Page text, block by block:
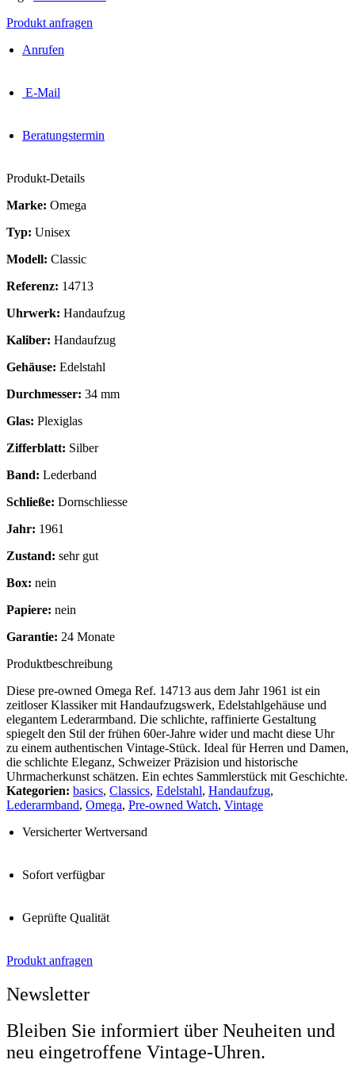
Produkt anfragen
Anrufen
E-Mail
Beratungstermin
Produkt-Details
Marke: Omega
Typ: Unisex
Modell: Classic
Referenz: 14713
Uhrwerk: Handaufzug
Kaliber: Handaufzug
Gehäuse: Edelstahl
Durchmesser: 34 mm
Glas: Plexiglas
Zifferblatt: Silber
Band: Lederband
Schließe: Dornschliesse
Jahr: 1961
Zustand: sehr gut
Box: nein
Papiere: nein
Garantie: 24 Monate
Produktbeschreibung
Diese pre-owned Omega Ref. 14713 aus dem Jahr 1961 ist ein
zeitloser Klassiker mit Handaufzugswerk, Edelstahlgehäuse und
elegantem Lederarmband. Die schlichte, raffinierte Gestaltung
spiegelt den Stil der frühen 60er-Jahre wider und macht diese Uhr
zu einem authentischen Vintage-Stück. Ideal für Herren und Damen,
die schlichte Eleganz, Schweizer Präzision und historische
Uhrmacherkunst schätzen. Ein echtes Sammlerstück mit Geschichte.
Kategorien: basics, Classics, Edelstahl, Handaufzug,
Lederarmband, Omega, Pre-owned Watch, Vintage
Versicherter Wertversand
Sofort verfügbar
Geprüfte Qualität
Produkt anfragen
Newsletter
Bleiben Sie informiert über Neuheiten und
neu eingetroffene Vintage-Uhren.